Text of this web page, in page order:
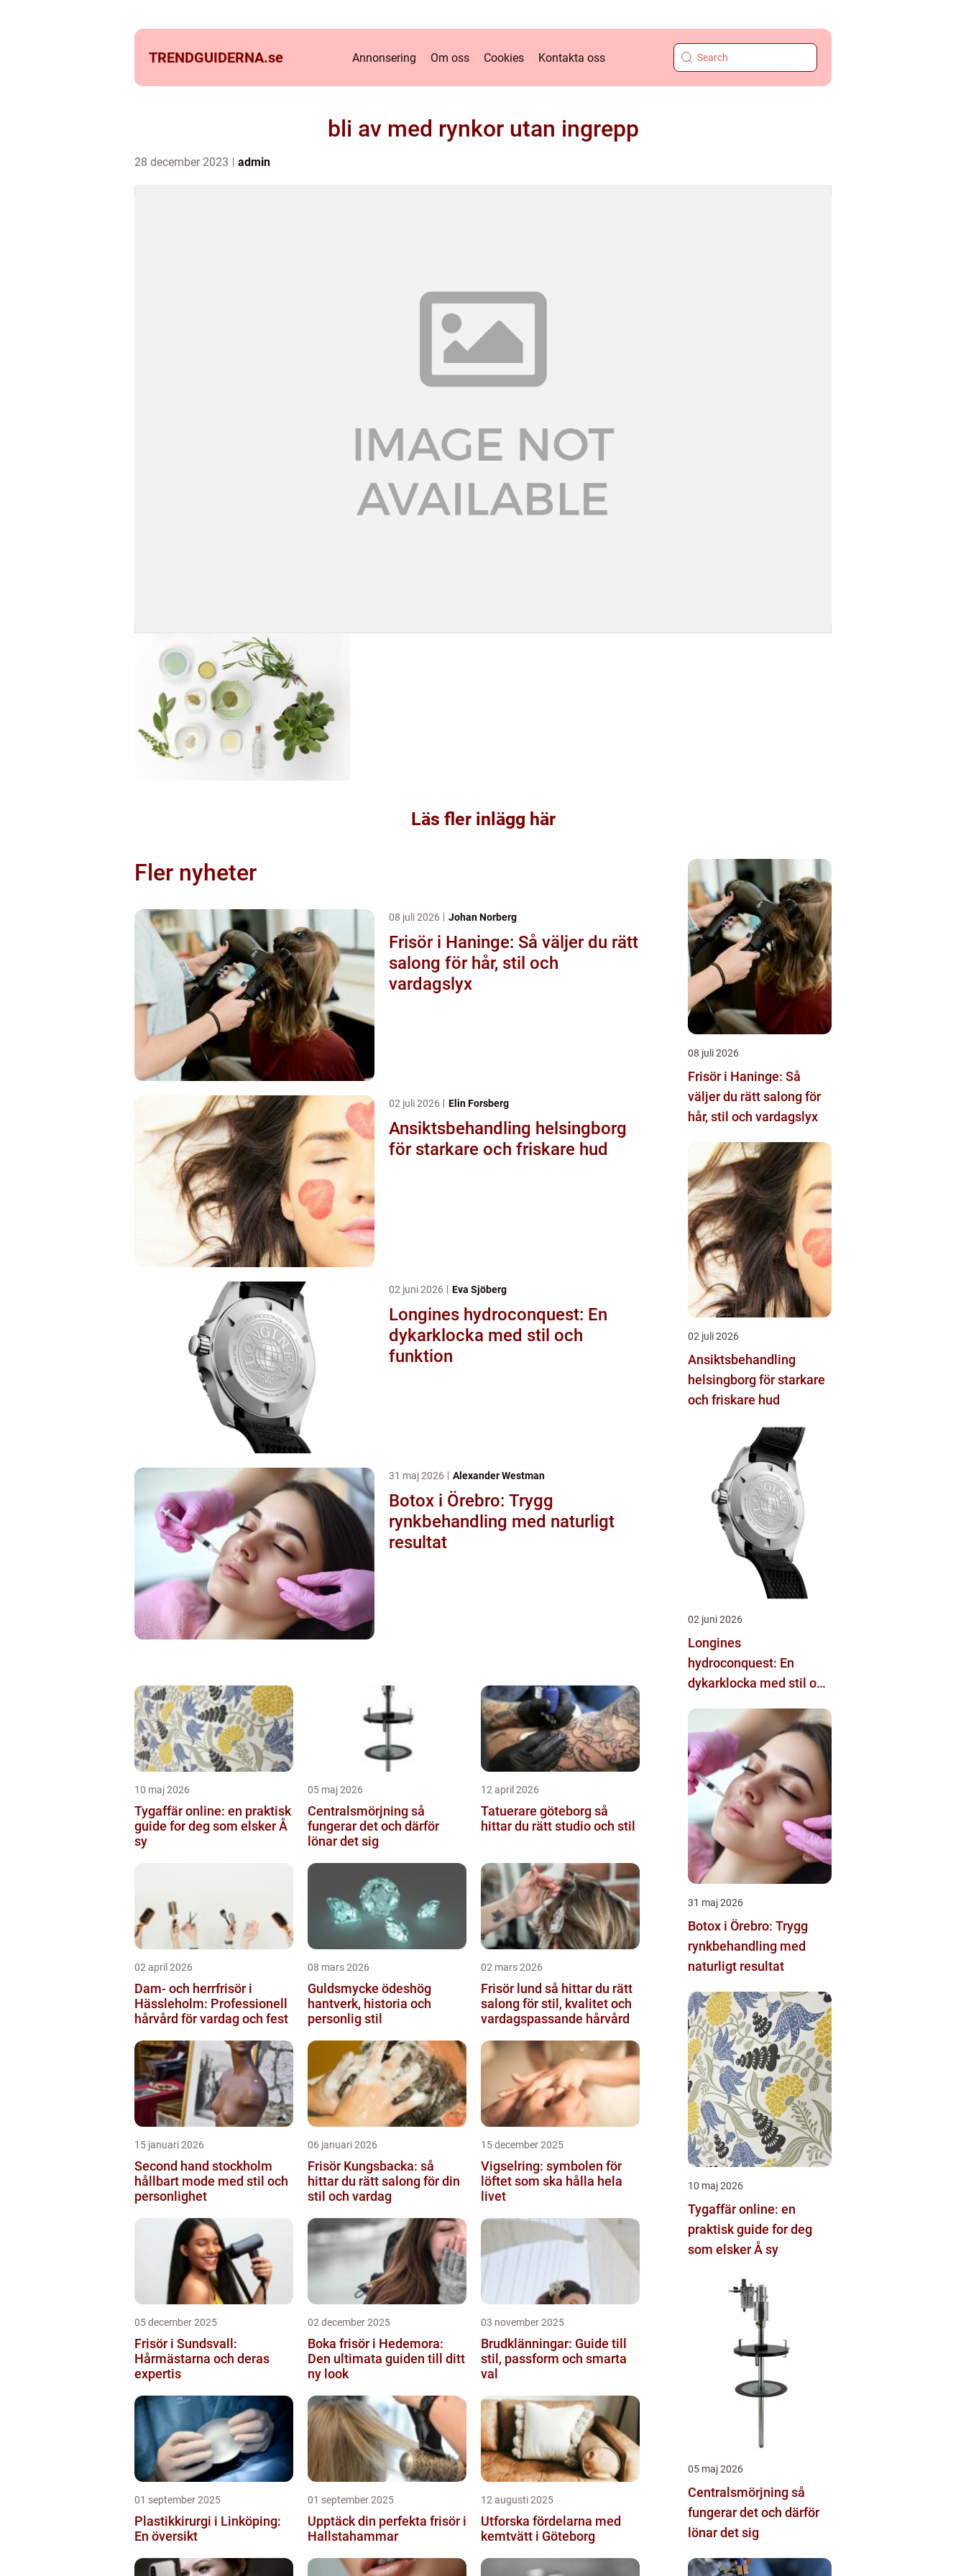
TRENDGUIDERNA.se Annonsering Om oss Cookies Kontakta oss
bli av med rynkor utan ingrepp
28 december 2023 admin
Läs fler inlägg här
Fler nyheter
08 juli 2026 Johan Norberg
Frisör i Haninge: Så väljer du rätt
salong för hår, stil och
vardagslyx
02 juli 2026 Elin Forsberg
Ansiktsbehandling helsingborg
för starkare och friskare hud
02 juni 2026 Eva Sjöberg
Longines hydroconquest: En
dykarklocka med stil och
funktion
31 maj 2026 Alexander Westman
Botox i Örebro: Trygg
rynkbehandling med naturligt
resultat
10 maj 2026
Tygaffär online: en praktisk
guide for deg som elsker Å
sy
05 maj 2026
Centralsmörjning så
fungerar det och därför
lönar det sig
12 april 2026
Tatuerare göteborg så
hittar du rätt studio och stil
02 april 2026
Dam- och herrfrisör i
Hässleholm: Professionell
hårvård för vardag och fest
08 mars 2026
Guldsmycke ödeshög
hantverk, historia och
personlig stil
02 mars 2026
Frisör lund så hittar du rätt
salong för stil, kvalitet och
vardagspassande hårvård
15 januari 2026
Second hand stockholm
hållbart mode med stil och
personlighet
06 januari 2026
Frisör Kungsbacka: så
hittar du rätt salong för din
stil och vardag
15 december 2025
Vigselring: symbolen för
löftet som ska hålla hela
livet
05 december 2025
Frisör i Sundsvall:
Hårmästarna och deras
expertis
02 december 2025
Boka frisör i Hedemora:
Den ultimata guiden till ditt
ny look
03 november 2025
Brudklänningar: Guide till
stil, passform och smarta
val
01 september 2025
Plastikkirurgi i Linköping:
En översikt
01 september 2025
Upptäck din perfekta frisör i
Hallstahammar
12 augusti 2025
Utforska fördelarna med
kemtvätt i Göteborg
08 juli 2026
Frisör i Haninge: Så
väljer du rätt salong för
hår, stil och vardagslyx
02 juli 2026
Ansiktsbehandling
helsingborg för starkare
och friskare hud
02 juni 2026
Longines
hydroconquest: En
dykarklocka med stil och
31 maj 2026
Botox i Örebro: Trygg
rynkbehandling med
naturligt resultat
10 maj 2026
Tygaffär online: en
praktisk guide for deg
som elsker Å sy
05 maj 2026
Centralsmörjning så
fungerar det och därför
lönar det sig